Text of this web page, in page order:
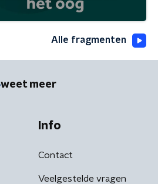
Alle fragmenten
weet meer
Info
Contact
Veelgestelde vragen